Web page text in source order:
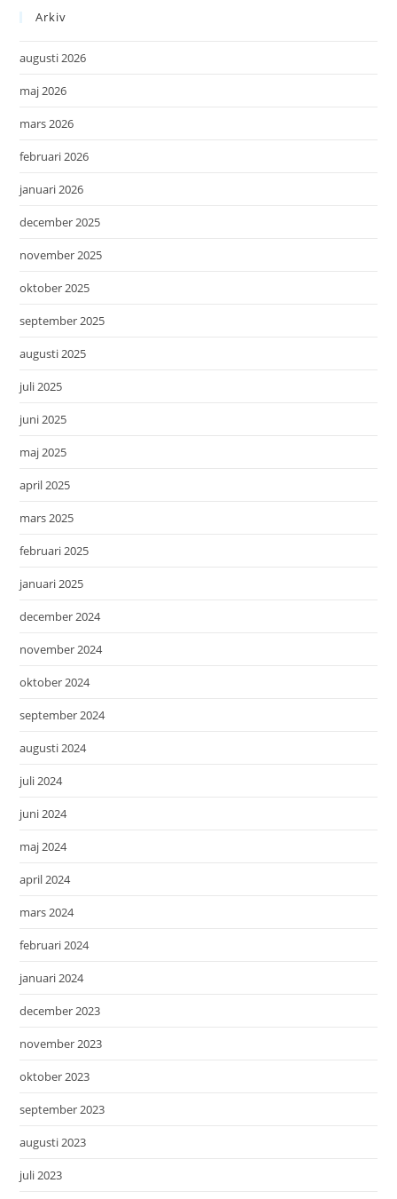
Arkiv
augusti 2026
maj 2026
mars 2026
februari 2026
januari 2026
december 2025
november 2025
oktober 2025
september 2025
augusti 2025
juli 2025
juni 2025
maj 2025
april 2025
mars 2025
februari 2025
januari 2025
december 2024
november 2024
oktober 2024
september 2024
augusti 2024
juli 2024
juni 2024
maj 2024
april 2024
mars 2024
februari 2024
januari 2024
december 2023
november 2023
oktober 2023
september 2023
augusti 2023
juli 2023